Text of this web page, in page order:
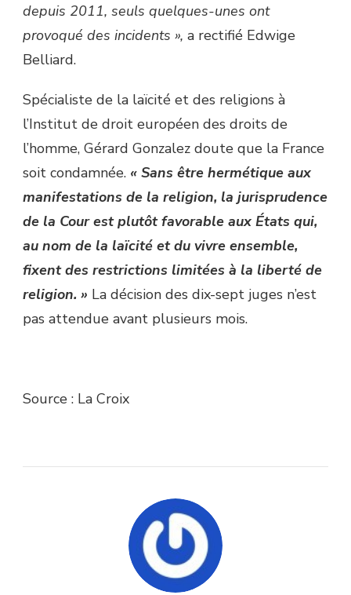
depuis 2011, seuls quelques-unes ont
provoqué des incidents », a rectifié Edwige
Belliard.
Spécialiste de la laïcité et des religions à
l’Institut de droit européen des droits de
l’homme, Gérard Gonzalez doute que la France
soit condamnée. « Sans être hermétique aux
manifestations de la religion, la jurisprudence
de la Cour est plutôt favorable aux États qui,
au nom de la laïcité et du vivre ensemble,
fixent des restrictions limitées à la liberté de
religion. » La décision des dix-sept juges n’est
pas attendue avant plusieurs mois.
Source : La Croix